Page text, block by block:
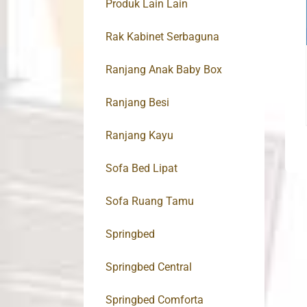
Produk Lain Lain
Rak Kabinet Serbaguna
Ranjang Anak Baby Box
Ranjang Besi
Ranjang Kayu
Sofa Bed Lipat
Sofa Ruang Tamu
Springbed
Springbed Central
Springbed Comforta